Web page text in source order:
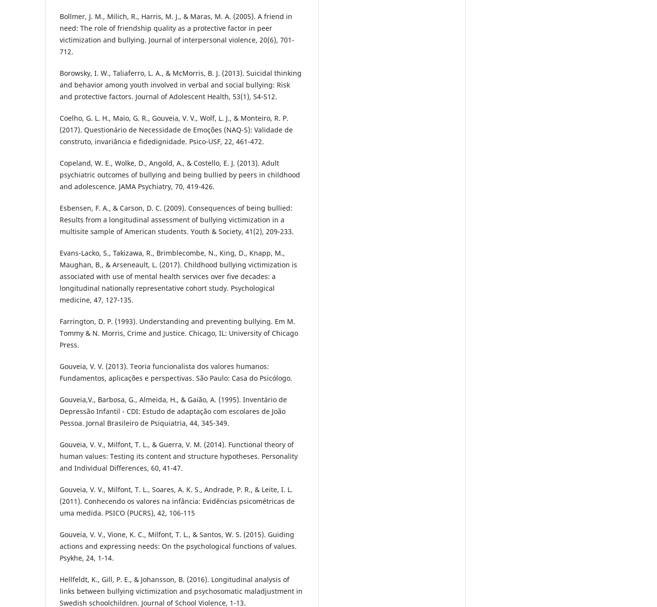
Bollmer, J. M., Milich, R., Harris, M. J., & Maras, M. A. (2005). A friend in
need: The role of friendship quality as a protective factor in peer
victimization and bullying. Journal of interpersonal violence, 20(6), 701-
712.
Borowsky, I. W., Taliaferro, L. A., & McMorris, B. J. (2013). Suicidal thinking
and behavior among youth involved in verbal and social bullying: Risk
and protective factors. Journal of Adolescent Health, 53(1), S4-S12.
Coelho, G. L. H., Maio, G. R., Gouveia, V. V., Wolf, L. J., & Monteiro, R. P.
(2017). Questionário de Necessidade de Emoções (NAQ-S): Validade de
construto, invariância e fidedignidade. Psico-USF, 22, 461-472.
Copeland, W. E., Wolke, D., Angold, A., & Costello, E. J. (2013). Adult
psychiatric outcomes of bullying and being bullied by peers in childhood
and adolescence. JAMA Psychiatry, 70, 419-426.
Esbensen, F. A., & Carson, D. C. (2009). Consequences of being bullied:
Results from a longitudinal assessment of bullying victimization in a
multisite sample of American students. Youth & Society, 41(2), 209-233.
Evans-Lacko, S., Takizawa, R., Brimblecombe, N., King, D., Knapp, M.,
Maughan, B., & Arseneault, L. (2017). Childhood bullying victimization is
associated with use of mental health services over five decades: a
longitudinal nationally representative cohort study. Psychological
medicine, 47, 127-135.
Farrington, D. P. (1993). Understanding and preventing bullying. Em M.
Tommy & N. Morris, Crime and Justice. Chicago, IL: University of Chicago
Press.
Gouveia, V. V. (2013). Teoria funcionalista dos valores humanos:
Fundamentos, aplicações e perspectivas. São Paulo: Casa do Psicólogo.
Gouveia,V., Barbosa, G., Almeida, H., & Gaião, A. (1995). Inventário de
Depressão Infantil - CDI: Estudo de adaptação com escolares de João
Pessoa. Jornal Brasileiro de Psiquiatria, 44, 345-349.
Gouveia, V. V., Milfont, T. L., & Guerra, V. M. (2014). Functional theory of
human values: Testing its content and structure hypotheses. Personality
and Individual Differences, 60, 41-47.
Gouveia, V. V., Milfont, T. L., Soares, A. K. S., Andrade, P. R., & Leite, I. L.
(2011). Conhecendo os valores na infância: Evidências psicométricas de
uma medida. PSICO (PUCRS), 42, 106-115
Gouveia, V. V., Vione, K. C., Milfont, T. L., & Santos, W. S. (2015). Guiding
actions and expressing needs: On the psychological functions of values.
Psykhe, 24, 1-14.
Hellfeldt, K., Gill, P. E., & Johansson, B. (2016). Longitudinal analysis of
links between bullying victimization and psychosomatic maladjustment in
Swedish schoolchildren. Journal of School Violence, 1-13.